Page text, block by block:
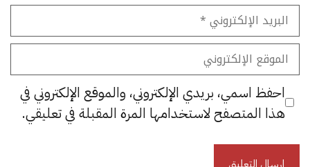
البريد
الإلكتروني
الموقع
الإلكتروني
احفظ اسمي، بريدي الإلكتروني، والموقع الإلكتروني في
هذا المتصفح لاستخدامها المرة المقبلة في تعليقي.